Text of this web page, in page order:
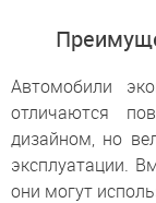
Автомобили
отличаются
дизайном, но
эксплуатации.
они могут